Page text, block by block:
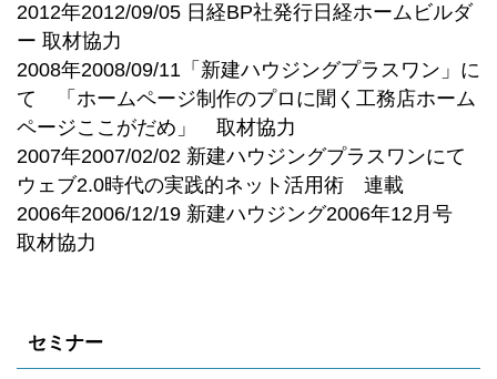
2012年2012/09/05 日経BP社発行日経ホームビルダ
ー 取材協力
2008年2008/09/11「新建ハウジングプラスワン」に
て 「ホームページ制作のプロに聞く工務店ホーム
ページここがだめ」 取材協力
2007年2007/02/02 新建ハウジングプラスワンにて
ウェブ2.0時代の実践的ネット活用術 連載
2006年2006/12/19 新建ハウジング2006年12月号
取材協力
セミナー